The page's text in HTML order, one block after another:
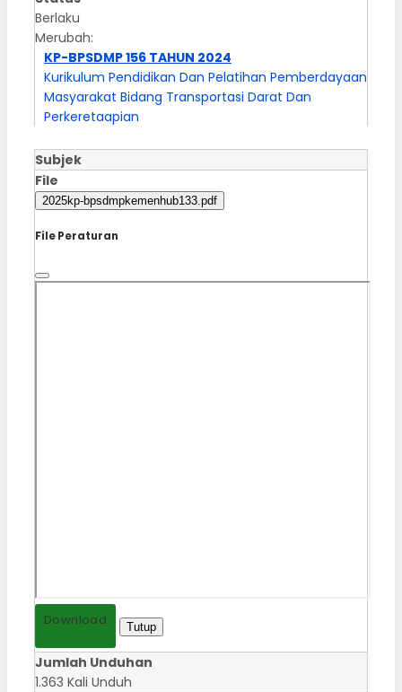
Berlaku
Merubah:
KP-BPSDMP 156 TAHUN 2024
Kurikulum Pendidikan Dan Pelatihan Pemberdayaan
Masyarakat Bidang Transportasi Darat Dan
Perkeretaapian
Subjek
File
2025kp-bpsdmpkemenhub133.pdf
File Peraturan
Download Tutup
Jumlah Unduhan
1.363 Kali Unduh